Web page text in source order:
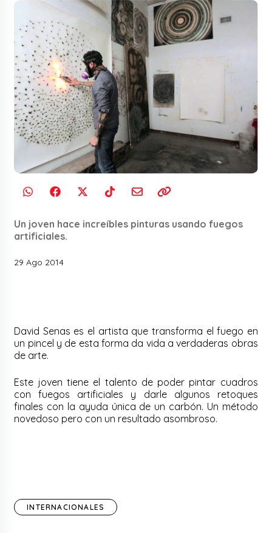
Un joven hace increíbles pinturas usando fuegos
artificiales.
29 Ago 2014
David Senas es el artista que transforma el fuego en
un pincel y de esta forma da vida a verdaderas obras
de arte.
Este joven tiene el talento de poder pintar cuadros
con fuegos artificiales y darle algunos retoques
finales con la ayuda única de un carbón. Un método
novedoso pero con un resultado asombroso.
INTERNACIONALES